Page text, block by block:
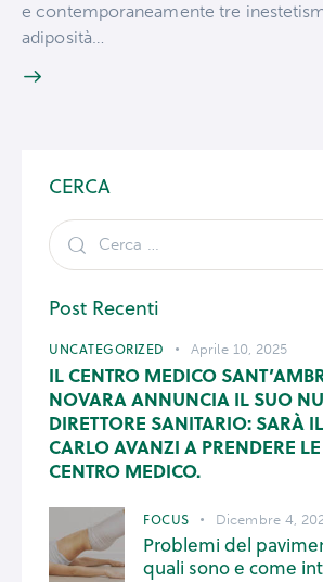
e contemporaneamente tre
adiposità…
CERCA
Post Recenti
UNCATEGORIZED Aprile 10, 2025
IL CENTRO MEDICO
NOVARA ANNUNCIA IL SUO
DIRETTORE SANITARIO: SARÀ
CARLO AVANZI A PRENDERE
CENTRO MEDICO.
FOCUS Dicembre 4,
Problemi del
quali sono e come